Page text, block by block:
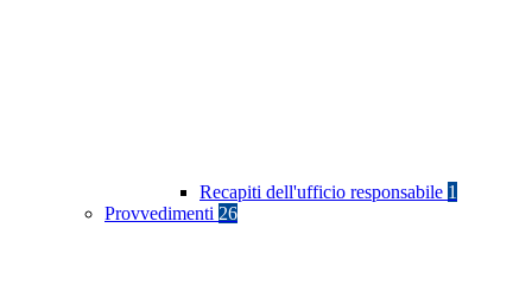
Recapiti dell'ufficio responsabile 1
Provvedimenti 26